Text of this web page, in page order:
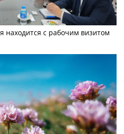
находится с рабочим визитом